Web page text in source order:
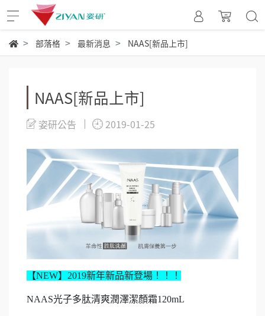
部落格 最新消息 NAAS[新品上市]
NAAS[新品上市]
姿研公告 2019-01-25
【NEW】2019新年新品新登場！！！
NAAS光子多肽清爽潤澤潔顏霜120mL